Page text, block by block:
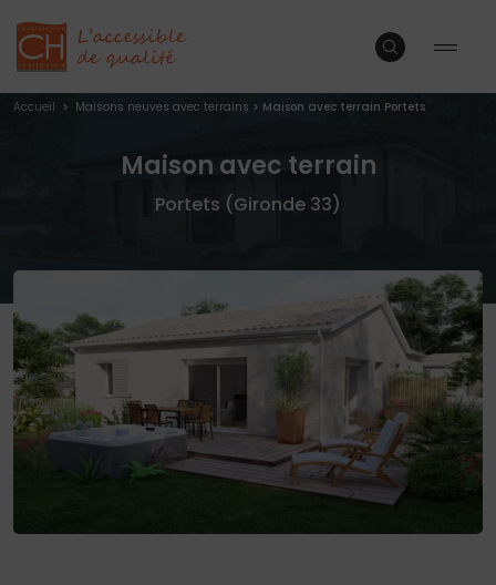
Accueil > Maisons neuves avec terrains > Maison avec terrain Portets
Maison avec terrain
Portets (Gironde 33)